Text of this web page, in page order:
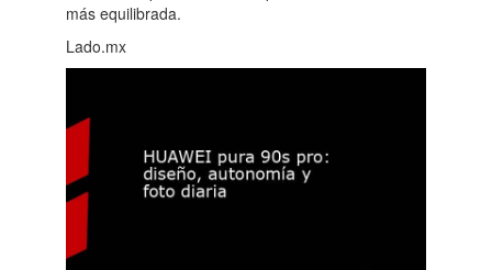
más equilibrada.
Lado.mx